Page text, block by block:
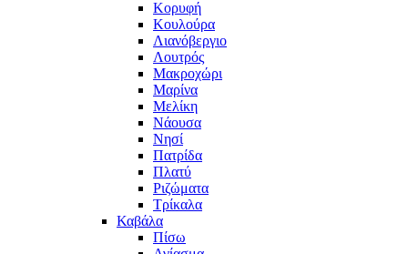
Κορυφή
Κουλούρα
Λιανόβεργιο
Λουτρός
Μακροχώρι
Μαρίνα
Μελίκη
Νάουσα
Νησί
Πατρίδα
Πλατύ
Ριζώματα
Τρίκαλα
Καβάλα
Πίσω